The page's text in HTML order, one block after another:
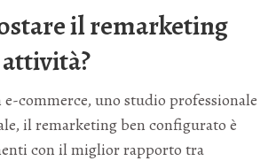
il remarketing
commerce, uno studio professionale
il remarketing ben configurato è
con il miglior rapporto tra